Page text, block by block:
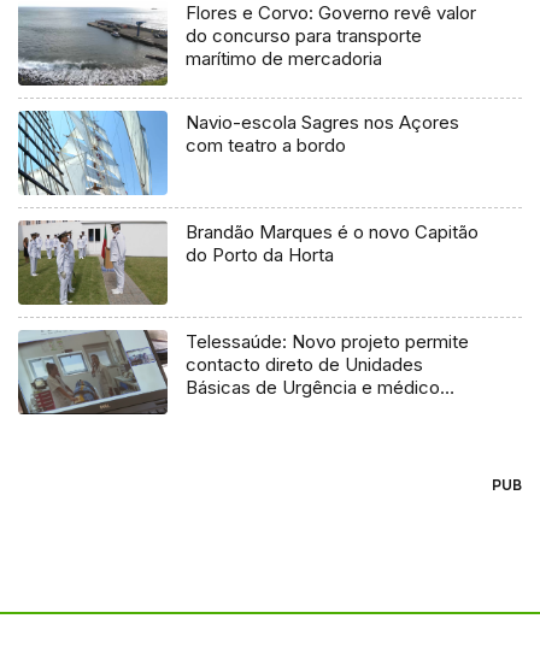
Flores e Corvo: Governo revê valor
do concurso para transporte
marítimo de mercadoria
Navio-escola Sagres nos Açores
com teatro a bordo
Brandão Marques é o novo Capitão
do Porto da Horta
Telessaúde: Novo projeto permite
contacto direto de Unidades
Básicas de Urgência e médico
PUB